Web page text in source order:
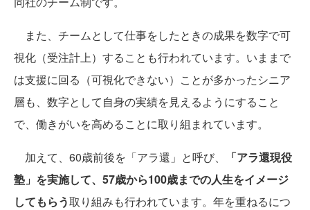
また、チームとして仕事をしたときの成果を数字で可
視化（受注計上）することも行われています。いままで
は支援に回る（可視化できない）ことが多かったシニア
層も、数字として自身の実績を見えるようにすること
で、働きがいを高めることに取り組まれています。
加えて、60歳前後を「アラ還」と呼び、
「アラ還現役
塾」を実施して、57歳から100歳までの人生をイメージ
してもらう取り組みも行われています。年を重ねるにつ